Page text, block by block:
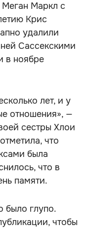
Маркл с
Крис
удалили
Сассекскими
в ноябре
лет, и у
отношения», —
сестры Хлои
что
была
что в
памяти.
было глупо.
чтобы